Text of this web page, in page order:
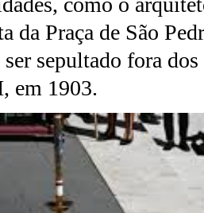
da Praça de São
sepultado fora
em 1903.